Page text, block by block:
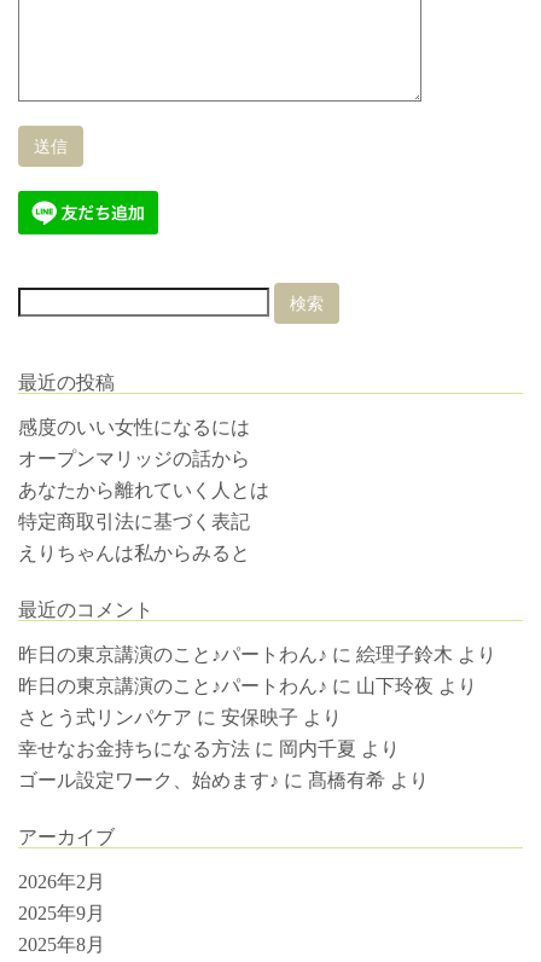
最近の投稿
感度のいい女性になるには
オープンマリッジの話から
あなたから離れていく人とは
特定商取引法に基づく表記
えりちゃんは私からみると
最近のコメント
昨日の東京講演のこと♪パートわん♪ に 絵理子鈴木 より
昨日の東京講演のこと♪パートわん♪ に 山下玲夜 より
さとう式リンパケア に 安保映子 より
幸せなお金持ちになる方法 に 岡内千夏 より
ゴール設定ワーク、始めます♪ に 髙橋有希 より
アーカイブ
2026年2月
2025年9月
2025年8月